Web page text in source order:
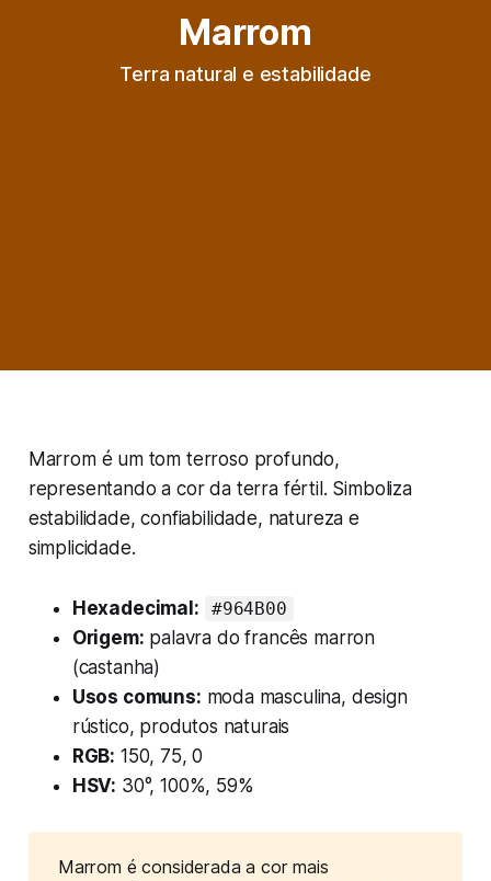
Marrom
Terra natural e estabilidade
Marrom é um tom terroso profundo,
representando a cor da terra fértil. Simboliza
estabilidade, confiabilidade, natureza e
simplicidade.
Hexadecimal: #964B00
Origem: palavra do francês marron
(castanha)
Usos comuns: moda masculina, design
rústico, produtos naturais
RGB: 150, 75, 0
HSV: 30°, 100%, 59%
Marrom é considerada a cor mais